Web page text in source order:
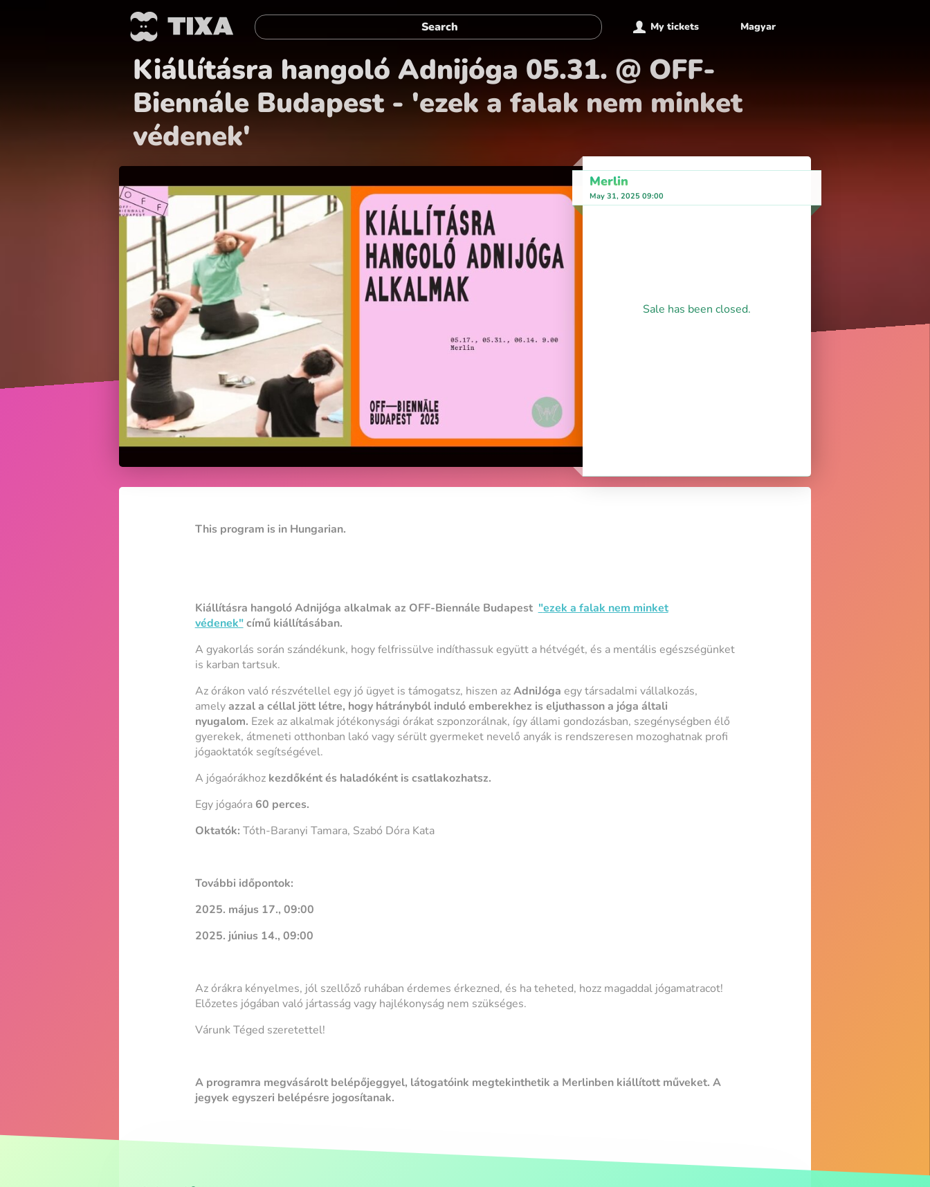
My tickets Magyar
Kiállításra hangoló Adnijóga 05.31. @ OFF-
Biennále Budapest - 'ezek a falak nem minket
védenek'
Merlin
May 31, 2025 09:00
Sale has been closed.
This program is in Hungarian.
Kiállításra hangoló Adnijóga alkalmak az OFF-Biennále Budapest "ezek a falak nem minket
védenek"című kiállításában.
A gyakorlás során szándékunk, hogy felfrissülve indíthassuk együtt a hétvégét, és a mentális egészségünket
is karban tartsuk.
Az órákon való részvétellel egy jó ügyet is támogatsz, hiszen azAdniJóga egy társadalmi vállalkozás,
amelyazzal a céllal jött létre, hogy hátrányból induló emberekhez is eljuthasson a jóga általi
nyugalom. Ezek az alkalmak jótékonysági órákat szponzorálnak, így állami gondozásban, szegénységben élő
gyerekek, átmeneti otthonban lakó vagy sérült gyermeket nevelő anyák is rendszeresen mozoghatnak profi
jógaoktatók segítségével.
A jógaórákhoz kezdőként és haladóként is csatlakozhatsz.
Egy jógaóra 60 perces.
Oktatók: Tóth-Baranyi Tamara, Szabó Dóra Kata
További időpontok:
2025. május 17., 09:00
2025. június 14., 09:00
Az órákra kényelmes, jól szellőző ruhában érdemes érkezned, és ha teheted, hozz magaddal jógamatracot!
Előzetes jógában való jártasság vagy hajlékonyság nem szükséges.
Várunk Téged szeretettel!
A programra megvásárolt belépőjeggyel, látogatóink megtekinthetik a Merlinben kiállított műveket. A
jegyek egyszeri belépésre jogosítanak.